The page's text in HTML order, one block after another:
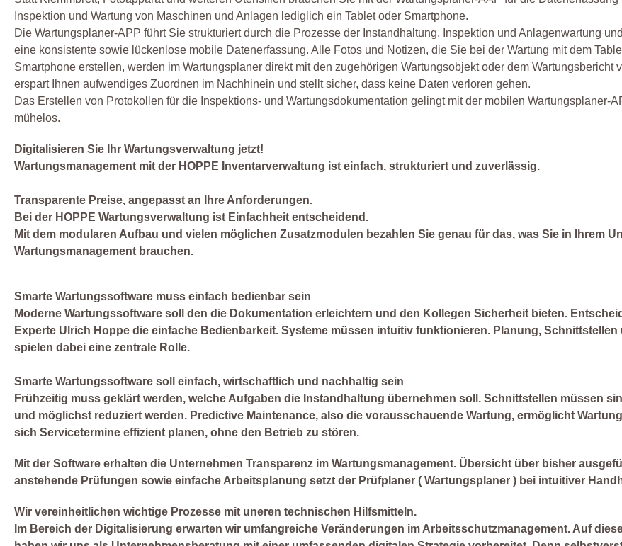
Inspektion und Wartung von Maschinen und Anlagen lediglich ein Tablet oder Smartphone.
Die Wartungsplaner-APP führt Sie strukturiert durch die Prozesse der Instandhaltung, Inspektion und Anlagenwartung
eine konsistente sowie lückenlose mobile Datenerfassung. Alle Fotos und Notizen, die Sie bei der Wartung mit dem
Smartphone erstellen, werden im Wartungsplaner direkt mit den zugehörigen Wartungsobjekt oder dem Wartungsbericht
erspart Ihnen aufwendiges Zuordnen im Nachhinein und stellt sicher, dass keine Daten verloren gehen.
Das Erstellen von Protokollen für die Inspektions- und Wartungsdokumentation gelingt mit der mobilen Wartungsplaner-
mühelos.
Digitalisieren Sie Ihr Wartungsverwaltung jetzt!
Wartungsmanagement mit der HOPPE Inventarverwaltung ist einfach, strukturiert und zuverlässig.
Transparente Preise, angepasst an Ihre Anforderungen.
Bei der HOPPE Wartungsverwaltung ist Einfachheit entscheidend.
Mit dem modularen Aufbau und vielen möglichen Zusatzmodulen bezahlen Sie genau für das, was Sie in Ihrem
Wartungsmanagement brauchen.
Smarte Wartungssoftware muss einfach bedienbar sein
Moderne Wartungssoftware soll den die Dokumentation erleichtern und den Kollegen Sicherheit bieten.
Experte Ulrich Hoppe die einfache Bedienbarkeit. Systeme müssen intuitiv funktionieren. Planung, Schnittstellen
spielen dabei eine zentrale Rolle.
Smarte Wartungssoftware soll einfach, wirtschaftlich und nachhaltig sein
Frühzeitig muss geklärt werden, welche Aufgaben die Instandhaltung übernehmen soll. Schnittstellen müssen
und möglichst reduziert werden. Predictive Maintenance, also die vorausschauende Wartung, ermöglicht
sich Servicetermine effizient planen, ohne den Betrieb zu stören.
Mit der Software erhalten die Unternehmen Transparenz im Wartungsmanagement. Übersicht über bisher
anstehende Prüfungen sowie einfache Arbeitsplanung setzt der Prüfplaner ( Wartungsplaner ) bei intuitiver
Wir vereinheitlichen wichtige Prozesse mit uneren technischen Hilfsmitteln.
Im Bereich der Digitalisierung erwarten wir umfangreiche Veränderungen im Arbeitsschutzmanagement. Auf